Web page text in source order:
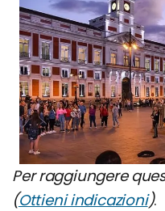
Per raggiungere
(Ottieni indicazioni).